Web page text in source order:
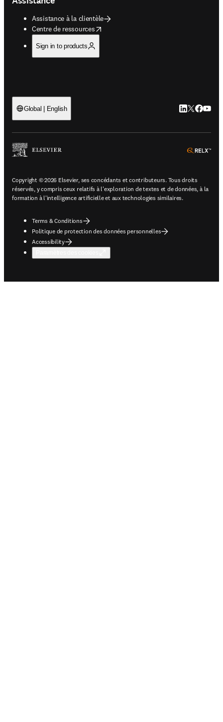
Assistance à la clientèle
Centre de ressources
opens in new tab/window
Sign in to products
Global | English LinkedIn
Twitter
Copyright © 2026 Elsevier, ses concédants et contributeurs. Tous droits
réservés, y compris ceux relatifs à l'exploration de textes et de données, à la
formation à l'intelligence artificielle et aux technologies similaires.
Terms & Conditions
Politique de protection des données personnelles
Accessibility